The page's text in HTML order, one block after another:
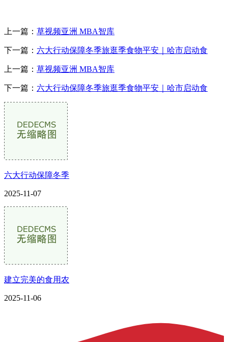
上一篇： 草视频亚洲 MBA智库
下一篇： 六大行动保障冬季旅逛季食物平安｜哈市启动食
上一篇： 草视频亚洲 MBA智库
下一篇： 六大行动保障冬季旅逛季食物平安｜哈市启动食
六大行动保障冬季
2025-11-07
建立完美的食用农
2025-11-06